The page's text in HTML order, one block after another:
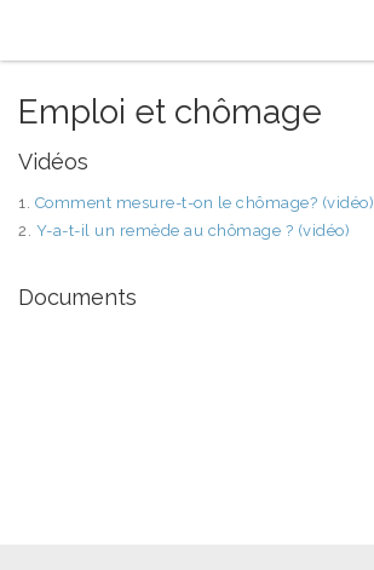
Emploi et chômage
Vidéos
1. Comment mesure-t-on le chômage? (vidéo)
2. Y-a-t-il un remède au chômage ? (vidéo)
Documents